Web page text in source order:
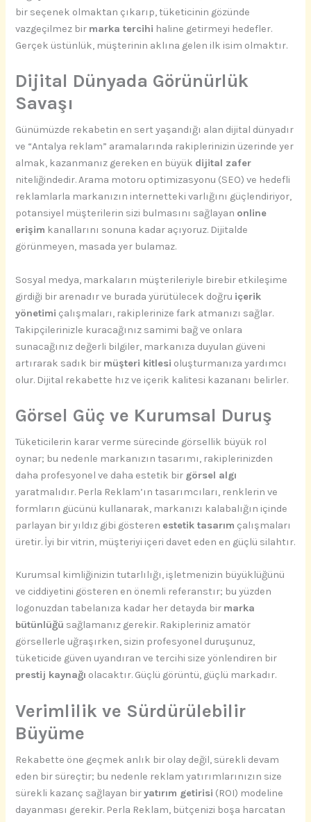
bir seçenek olmaktan çıkarıp, tüketicinin gözünde
vazgeçilmez bir marka tercihi haline getirmeyi hedefler.
Gerçek üstünlük, müşterinin aklına gelen ilk isim olmaktır.
Dijital Dünyada Görünürlük
Savaşı
Günümüzde rekabetin en sert yaşandığı alan dijital dünyadır
ve “Antalya reklam” aramalarında rakiplerinizin üzerinde yer
almak, kazanmanız gereken en büyük dijital zafer
niteliğindedir. Arama motoru optimizasyonu (SEO) ve hedefli
reklamlarla markanızın internetteki varlığını güçlendiriyor,
potansiyel müşterilerin sizi bulmasını sağlayan online
erişim kanallarını sonuna kadar açıyoruz. Dijitalde
görünmeyen, masada yer bulamaz.
Sosyal medya, markaların müşterileriyle birebir etkileşime
girdiği bir arenadır ve burada yürütülecek doğru içerik
yönetimi çalışmaları, rakiplerinize fark atmanızı sağlar.
Takipçilerinizle kuracağınız samimi bağ ve onlara
sunacağınız değerli bilgiler, markanıza duyulan güveni
artırarak sadık bir müşteri kitlesi oluşturmanıza yardımcı
olur. Dijital rekabette hız ve içerik kalitesi kazananı belirler.
Görsel Güç ve Kurumsal Duruş
Tüketicilerin karar verme sürecinde görsellik büyük rol
oynar; bu nedenle markanızın tasarımı, rakiplerinizden
daha profesyonel ve daha estetik bir görsel algı
yaratmalıdır. Perla Reklam’ın tasarımcıları, renklerin ve
formların gücünü kullanarak, markanızı kalabalığın içinde
parlayan bir yıldız gibi gösteren estetik tasarım çalışmaları
üretir. İyi bir vitrin, müşteriyi içeri davet eden en güçlü silahtır.
Kurumsal kimliğinizin tutarlılığı, işletmenizin büyüklüğünü
ve ciddiyetini gösteren en önemli referanstır; bu yüzden
logonuzdan tabelanıza kadar her detayda bir marka
bütünlüğü sağlamanız gerekir. Rakipleriniz amatör
görsellerle uğraşırken, sizin profesyonel duruşunuz,
tüketicide güven uyandıran ve tercihi size yönlendiren bir
prestij kaynağı olacaktır. Güçlü görüntü, güçlü markadır.
Verimlilik ve Sürdürülebilir
Büyüme
Rekabette öne geçmek anlık bir olay değil, sürekli devam
eden bir süreçtir; bu nedenle reklam yatırımlarınızın size
sürekli kazanç sağlayan biryatırım getirisi (ROI) modeline
dayanması gerekir. Perla Reklam, bütçenizi boşa harcatan